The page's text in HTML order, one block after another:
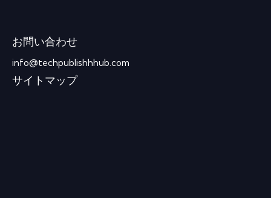
お問い合わせ
info@techpublishhhub.com
サイトマップ